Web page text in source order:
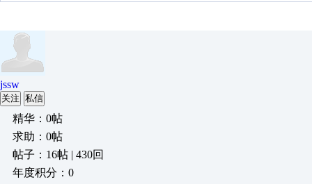
jssw
关注 私信
精华：0帖
求助：0帖
帖子：16帖 | 430回
年度积分：0